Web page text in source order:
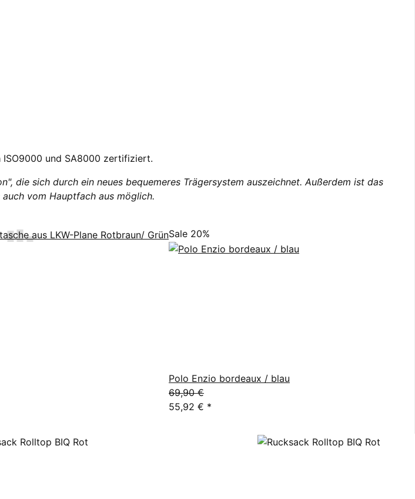
und SA8000 zertifiziert.
die sich durch ein neues bequemeres Trägersystem auszeichnet. Außerdem ist das
vom Hauptfach aus möglich.
aus LKW-Plane Rotbraun/ Grün
Sale 20%
Polo Enzio bordeaux / blau
69,90 €
55,92 € *